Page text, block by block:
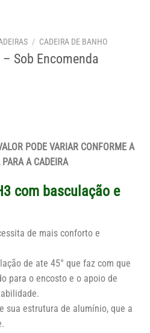
/ CADEIRA DE BANHO
Sob Encomenda
PODE VARIAR CONFORME A
A CADEIRA
com basculação e
de mais conforto e
de ate 45° que faz com que
para o encosto e o apoio de
sua estrutura de alumínio, que a